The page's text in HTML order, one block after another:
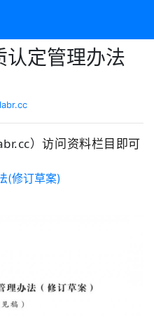
认定管理办法
）访问资料栏目即可
(修订草案)